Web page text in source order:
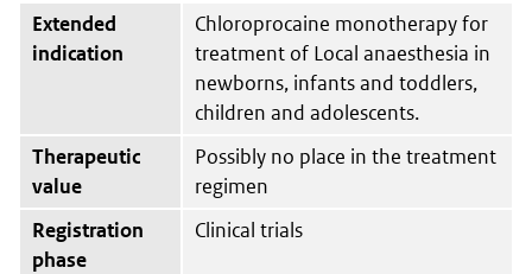
Extended
indication
Chloroprocaine monotherapy for
treatment of Local anaesthesia in
newborns, infants and toddlers,
children and adolescents.
Therapeutic
value
Possibly no place in the treatment
regimen
Registration
phase
Clinical trials